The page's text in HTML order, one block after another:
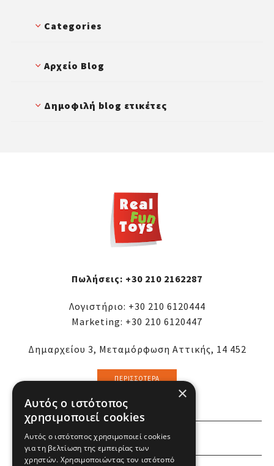
Categories
Αρχείο Blog
Δημοφιλή blog ετικέτες
Πωλήσεις: +30 210 2162287
Λογιστήριο: +30 210 6120444
Marketing: +30 210 6120447
Δημαρχείου 3, Μεταμόρφωση Αττικής, 14 452
ΠΕΡΙΣΣΌΤΕΡΑ
ΕΜΕΙΣ
×
Αυτός ο ιστότοπος
χρησιμοποιεί cookies
Αυτός ο ιστότοπος χρησιμοποιεί cookies
για τη βελτίωση της εμπειρίας των
χρηστών. Χρησιμοποιώντας τον ιστότοπό